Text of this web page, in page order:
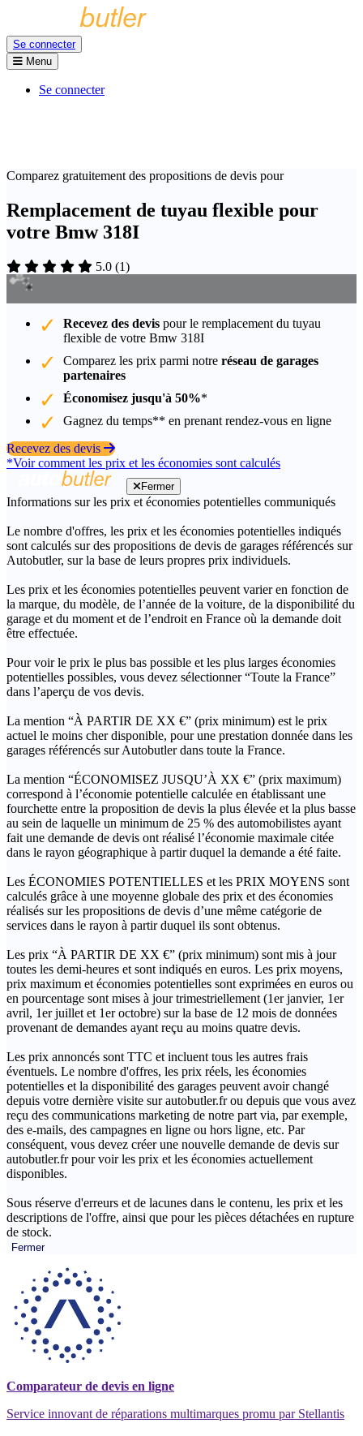
Se connecter
Menu
Se connecter
Comparez gratuitement des propositions de devis pour
Remplacement de tuyau flexible pour
votre Bmw 318I
5.0 (1)
Recevez des devis pour le remplacement du tuyau
flexible de votre Bmw 318I
Comparez les prix parmi notre réseau de garages
partenaires
Économisez jusqu'à 50%*
Gagnez du temps** en prenant rendez-vous en ligne
Recevez des devis
*Voir comment les prix et les économies sont calculés
Fermer
Informations sur les prix et économies potentielles communiqués
Le nombre d'offres, les prix et les économies potentielles indiqués
sont calculés sur des propositions de devis de garages référencés sur
Autobutler, sur la base de leurs propres prix individuels.
Les prix et les économies potentielles peuvent varier en fonction de
la marque, du modèle, de l’année de la voiture, de la disponibilité du
garage et du moment et de l’endroit en France où la demande doit
être effectuée.
Pour voir le prix le plus bas possible et les plus larges économies
potentielles possibles, vous devez sélectionner “Toute la France”
dans l’aperçu de vos devis.
La mention “À PARTIR DE XX €” (prix minimum) est le prix
actuel le moins cher disponible, pour une prestation donnée dans les
garages référencés sur Autobutler dans toute la France.
La mention “ÉCONOMISEZ JUSQU’À XX €” (prix maximum)
correspond à l’économie potentielle calculée en établissant une
fourchette entre la proposition de devis la plus élevée et la plus basse
au sein de laquelle un minimum de 25 % des automobilistes ayant
fait une demande de devis ont réalisé l’économie maximale citée
dans le rayon géographique à partir duquel la demande a été faite.
Les ÉCONOMIES POTENTIELLES et les PRIX MOYENS sont
calculés grâce à une moyenne globale des prix et des économies
réalisés sur les propositions de devis d’une même catégorie de
services dans le rayon à partir duquel ils sont obtenus.
Les prix “À PARTIR DE XX €” (prix minimum) sont mis à jour
toutes les demi-heures et sont indiqués en euros. Les prix moyens,
prix maximum et économies potentielles sont exprimées en euros ou
en pourcentage sont mises à jour trimestriellement (1er janvier, 1er
avril, 1er juillet et 1er octobre) sur la base de 12 mois de données
provenant de demandes ayant reçu au moins quatre devis.
Les prix annoncés sont TTC et incluent tous les autres frais
éventuels. Le nombre d'offres, les prix réels, les économies
potentielles et la disponibilité des garages peuvent avoir changé
depuis votre dernière visite sur autobutler.fr ou depuis que vous avez
reçu des communications marketing de notre part via, par exemple,
des e-mails, des campagnes en ligne ou hors ligne, etc. Par
conséquent, vous devez créer une nouvelle demande de devis sur
autobutler.fr pour voir les prix et les économies actuellement
disponibles.
Sous réserve d'erreurs et de lacunes dans le contenu, les prix et les
descriptions de l'offre, ainsi que pour les pièces détachées en rupture
de stock.
Fermer
Comparateur de devis en ligne
Service innovant de réparations multimarques promu par Stellantis